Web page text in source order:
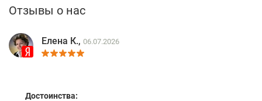
Отзывы о нас
Елена К., 06.07.2026
Достоинства: